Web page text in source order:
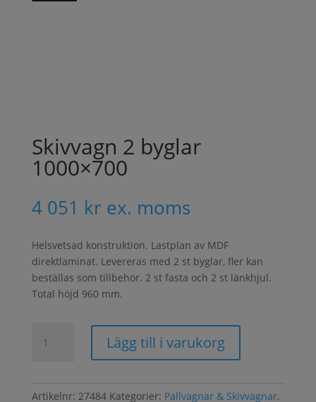
Skivvagn 2 byglar
1000×700
4 051 kr ex. moms
Helsvetsad konstruktion. Lastplan av MDF
direktlaminat. Levereras med 2 st byglar, fler kan
beställas som tillbehör. 2 st fasta och 2 st länkhjul.
Total höjd 960 mm.
mängd
Lägg till i varukorg
Artikelnr: 27484 Kategorier: Pallvagnar & Skivvagnar,